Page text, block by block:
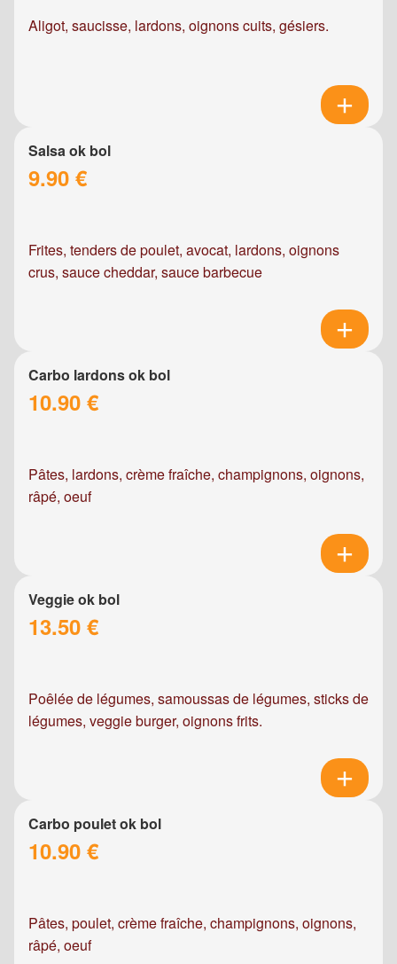
Aligot, saucisse, lardons, oignons cuits, gésiers.
Salsa ok bol
9.90 €
Frites, tenders de poulet, avocat, lardons, oignons
crus, sauce cheddar, sauce barbecue
Carbo lardons ok bol
10.90 €
Pâtes, lardons, crème fraîche, champignons, oignons,
râpé, oeuf
Veggie ok bol
13.50 €
Poêlée de légumes, samoussas de légumes, sticks de
légumes, veggie burger, oignons frits.
Carbo poulet ok bol
10.90 €
Pâtes, poulet, crème fraîche, champignons, oignons,
râpé, oeuf